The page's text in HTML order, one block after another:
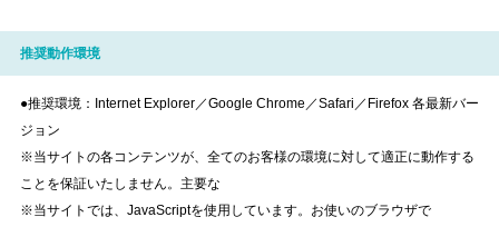
推奨動作環境
●推奨環境：Internet Explorer／Google Chrome／Safari／Firefox 各最新バー
ジョン
※当サイトの各コンテンツが、全てのお客様の環境に対して適正に動作する
ことを保証いたしません。主要な
※当サイトでは、JavaScriptを使用しています。お使いのブラウザで